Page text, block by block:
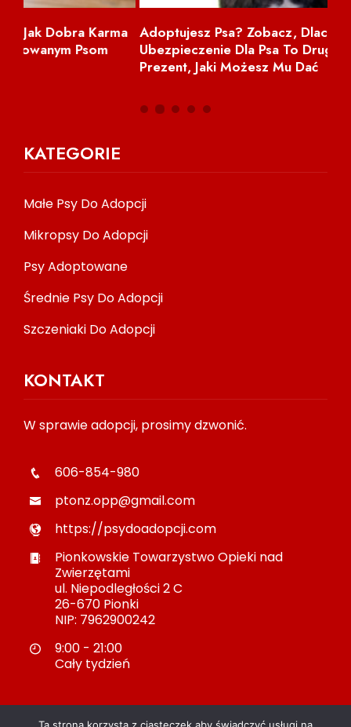
Adoptujesz Psa? Zobacz, Dlaczego
Ubezpieczenie Dla Psa To Drugi Najlepszy
Prezent, Jaki Możesz Mu Dać
KATEGORIE
Małe Psy Do Adopcji
Mikropsy Do Adopcji
Psy Adoptowane
Średnie Psy Do Adopcji
Szczeniaki Do Adopcji
KONTAKT
W sprawie adopcji, prosimy dzwonić.
606-854-980
ptonz.opp@gmail.com
https://psydoadopcji.com
Pionkowskie Towarzystwo Opieki nad
Zwierzętami
ul. Niepodległości 2 C
26-670 Pionki
NIP: 7962900242
9:00 - 21:00
Cały tydzień